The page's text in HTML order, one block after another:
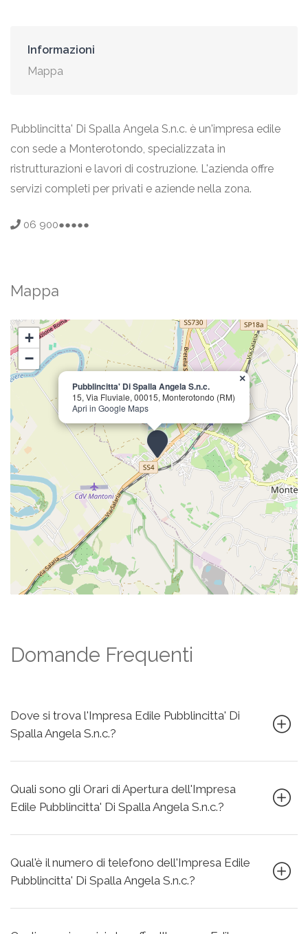
Informazioni
Mappa
Pubblincitta' Di Spalla Angela S.n.c. è un'impresa edile
con sede a Monterotondo, specializzata in
ristrutturazioni e lavori di costruzione. L'azienda offre
servizi completi per privati e aziende nella zona.
06 900●●●●●
Mappa
Pubblincitta' Di Spalla Angela S.n.c.
15, Via Fluviale, 00015, Monterotondo (RM)
Apri in Google Maps
×
+
−
Domande Frequenti
Dove si trova l'Impresa Edile Pubblincitta' Di
Spalla Angela S.n.c.?
Quali sono gli Orari di Apertura dell'Impresa
Edile Pubblincitta' Di Spalla Angela S.n.c.?
Qual'è il numero di telefono dell'Impresa Edile
Pubblincitta' Di Spalla Angela S.n.c.?